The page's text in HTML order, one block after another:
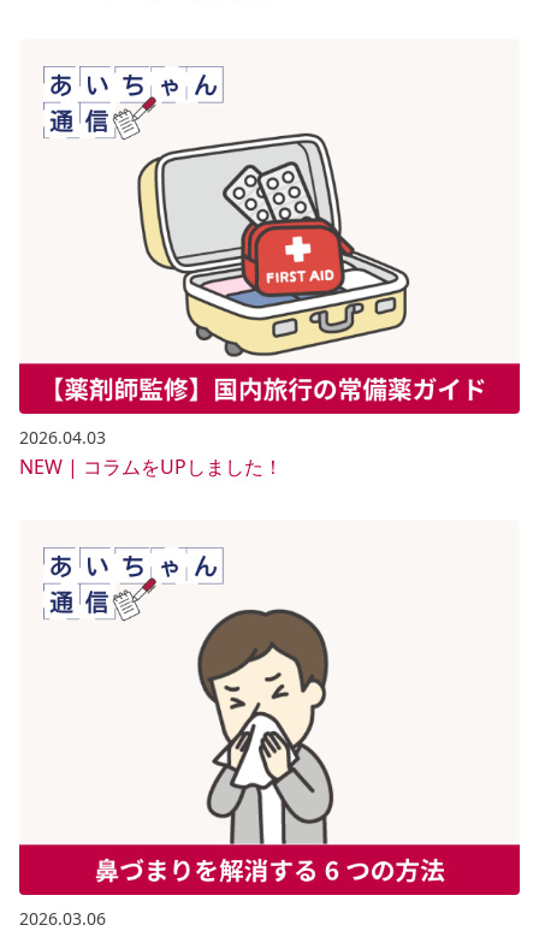
2026.04.03
NEW | コラムをUPしました！
2026.03.06